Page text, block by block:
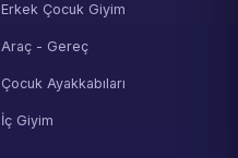
Erkek Çocuk Giyim
Araç - Gereç
Çocuk Ayakkabıları
İç Giyim